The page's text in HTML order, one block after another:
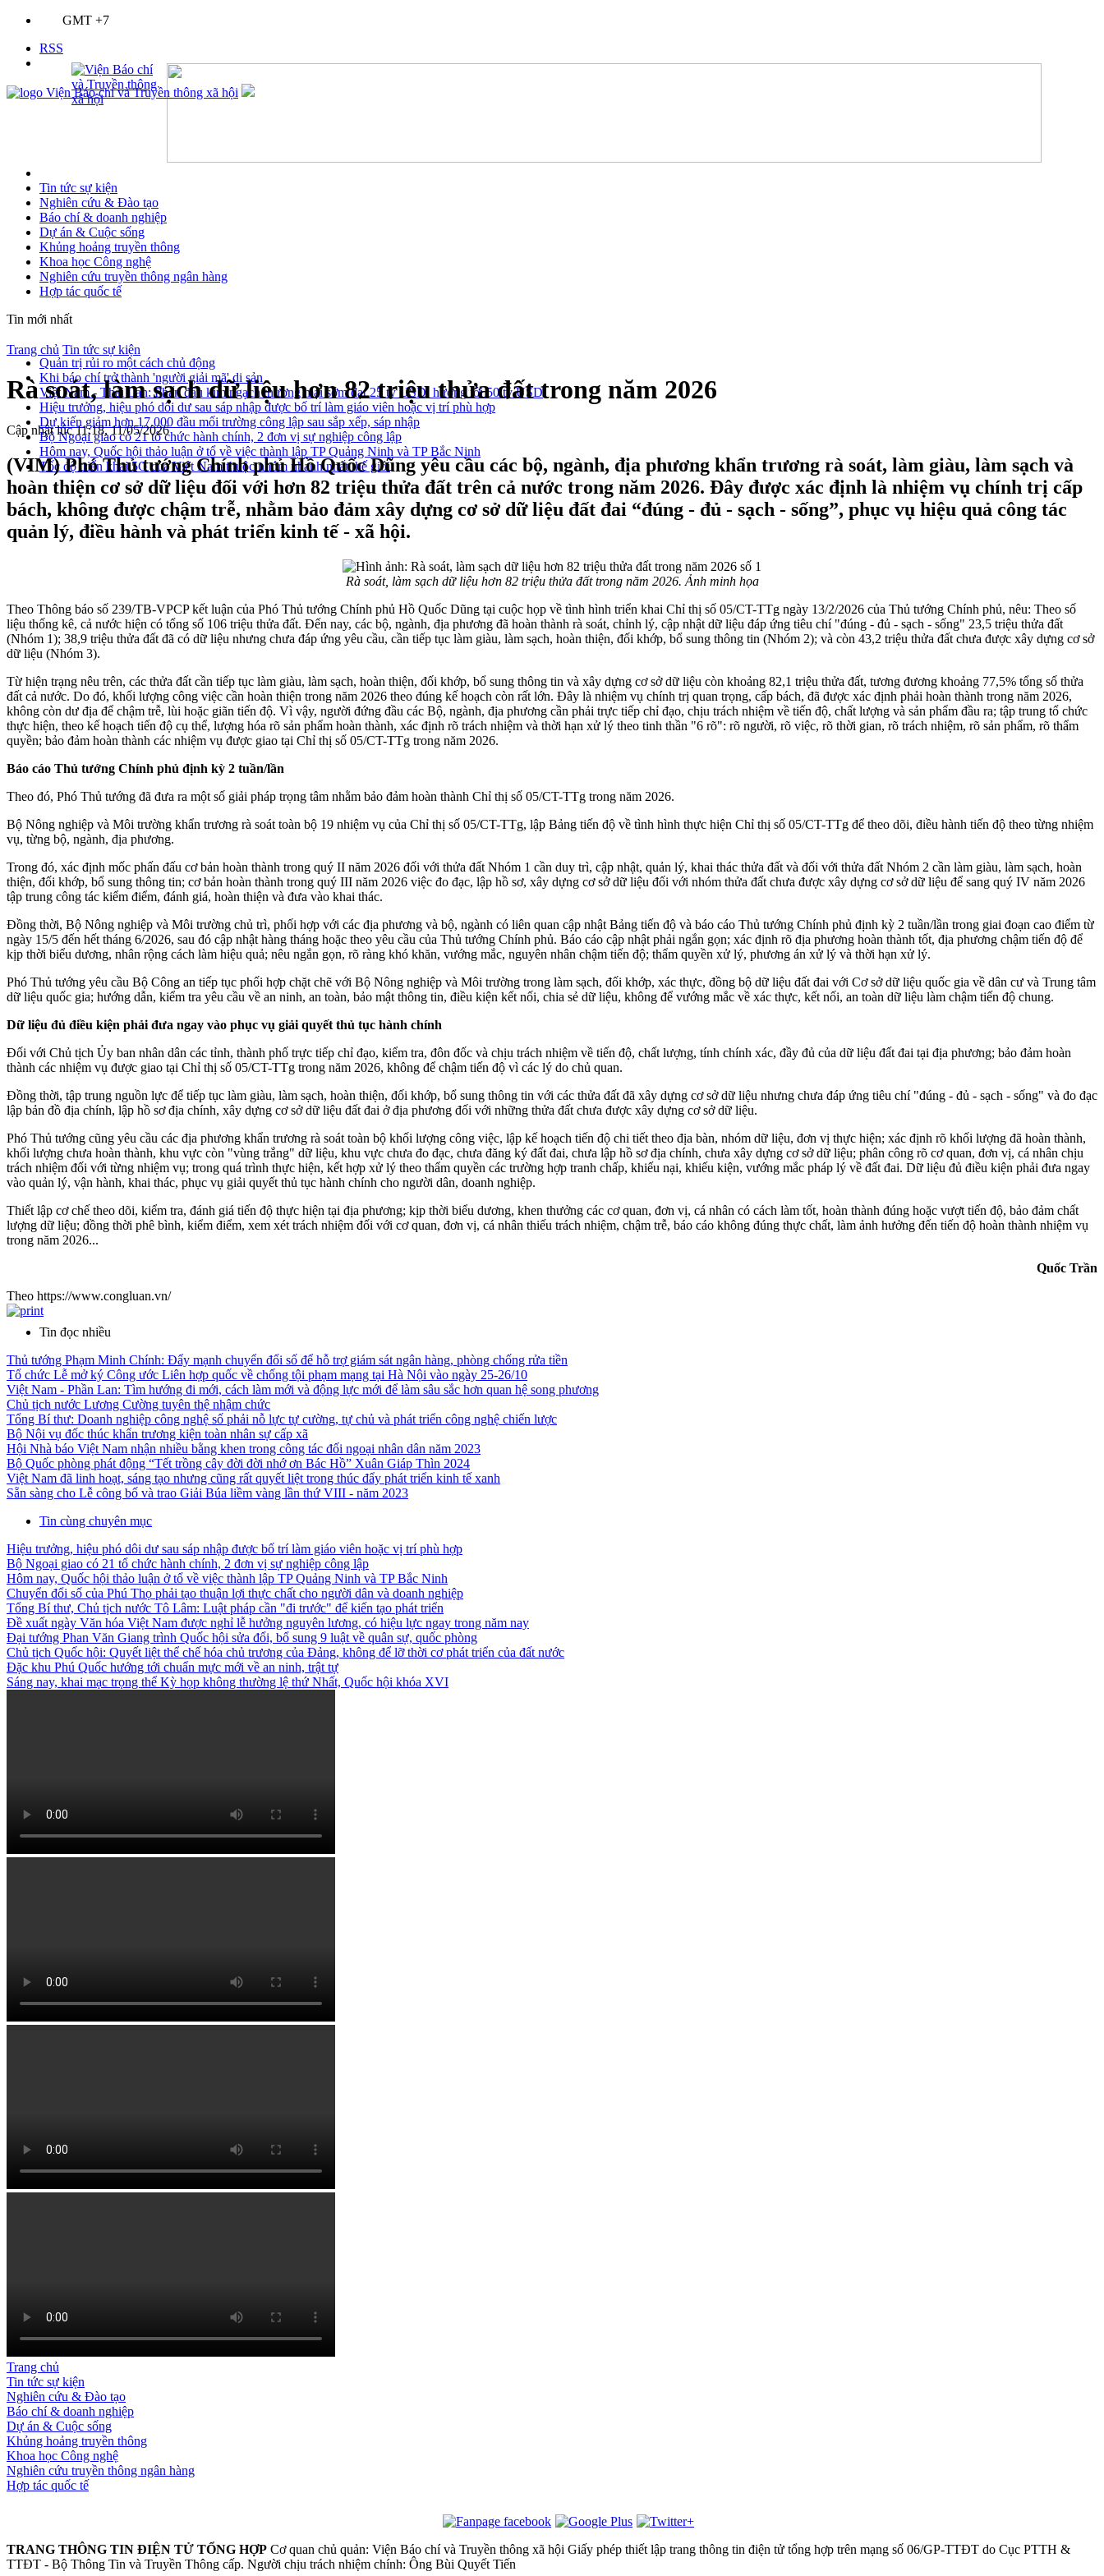
GMT +7
RSS
Tin tức sự kiện
Nghiên cứu & Đào tạo
Báo chí & doanh nghiệp
Dự án & Cuộc sống
Khủng hoảng truyền thông
Khoa học Công nghệ
Nghiên cứu truyền thông ngân hàng
Hợp tác quốc tế
Tin mới nhất
Quản trị rủi ro một cách chủ động
Khi báo chí trở thành 'người giải mã' di sản
Việt Nam - Thái Lan: Phấn đấu kim ngạch thương mại sớm đạt 25 tỷ USD, hướng tới 50 tỷ USD
Hiệu trưởng, hiệu phó dôi dư sau sáp nhập được bố trí làm giáo viên hoặc vị trí phù hợp
Dự kiến giảm hơn 17.000 đầu mối trường công lập sau sắp xếp, sáp nhập
Bộ Ngoại giao có 21 tổ chức hành chính, 2 đơn vị sự nghiệp công lập
Hôm nay, Quốc hội thảo luận ở tổ về việc thành lập TP Quảng Ninh và TP Bắc Ninh
Tốc độ triển khai 5G của Việt Nam thuộc nhóm nhanh nhất thế giới
Trang chủ Tin tức sự kiện
Rà soát, làm sạch dữ liệu hơn 82 triệu thửa đất trong năm 2026
Cập nhật lúc 11:18, 11/05/2026
(VIM) Phó Thủ tướng Chính phủ Hồ Quốc Dũng yêu cầu các bộ, ngành, địa phương khẩn trương rà soát, làm giàu, làm sạch và
hoàn thiện cơ sở dữ liệu đối với hơn 82 triệu thửa đất trên cả nước trong năm 2026. Đây được xác định là nhiệm vụ chính trị cấp
bách, không được chậm trễ, nhằm bảo đảm xây dựng cơ sở dữ liệu đất đai “đúng - đủ - sạch - sống”, phục vụ hiệu quả công tác
quản lý, điều hành và phát triển kinh tế - xã hội.
Rà soát, làm sạch dữ liệu hơn 82 triệu thửa đất trong năm 2026. Ảnh minh họa
Theo Thông báo số 239/TB-VPCP kết luận của Phó Thủ tướng Chính phủ Hồ Quốc Dũng tại cuộc họp về tình hình triển khai Chỉ thị số 05/CT-TTg ngày 13/2/2026 của Thủ tướng Chính phủ, nêu: Theo số
liệu thống kê, cả nước hiện có tổng số 106 triệu thửa đất. Đến nay, các bộ, ngành, địa phương đã hoàn thành rà soát, chỉnh lý, cập nhật dữ liệu đáp ứng tiêu chí "đúng - đủ - sạch - sống" 23,5 triệu thửa đất
(Nhóm 1); 38,9 triệu thửa đất đã có dữ liệu nhưng chưa đáp ứng yêu cầu, cần tiếp tục làm giàu, làm sạch, hoàn thiện, đối khớp, bổ sung thông tin (Nhóm 2); và còn 43,2 triệu thửa đất chưa được xây dựng cơ sở
dữ liệu (Nhóm 3).
Từ hiện trạng nêu trên, các thửa đất cần tiếp tục làm giàu, làm sạch, hoàn thiện, đối khớp, bổ sung thông tin và xây dựng cơ sở dữ liệu còn khoảng 82,1 triệu thửa đất, tương đương khoảng 77,5% tổng số thửa
đất cả nước. Do đó, khối lượng công việc cần hoàn thiện trong năm 2026 theo đúng kế hoạch còn rất lớn. Đây là nhiệm vụ chính trị quan trọng, cấp bách, đã được xác định phải hoàn thành trong năm 2026,
không còn dư địa để chậm trễ, lùi hoặc giãn tiến độ. Vì vậy, người đứng đầu các Bộ, ngành, địa phương cần phải trực tiếp chỉ đạo, chịu trách nhiệm về tiến độ, chất lượng và sản phẩm đầu ra; tập trung tổ chức
thực hiện, theo kế hoạch tiến độ cụ thể, lượng hóa rõ sản phẩm hoàn thành, xác định rõ trách nhiệm và thời hạn xử lý theo tinh thần "6 rõ": rõ người, rõ việc, rõ thời gian, rõ trách nhiệm, rõ sản phẩm, rõ thẩm
quyền; bảo đảm hoàn thành các nhiệm vụ được giao tại Chỉ thị số 05/CT-TTg trong năm 2026.
Báo cáo Thủ tướng Chính phủ định kỳ 2 tuần/lần
Theo đó, Phó Thủ tướng đã đưa ra một số giải pháp trọng tâm nhằm bảo đảm hoàn thành Chỉ thị số 05/CT-TTg trong năm 2026.
Bộ Nông nghiệp và Môi trường khẩn trương rà soát toàn bộ 19 nhiệm vụ của Chỉ thị số 05/CT-TTg, lập Bảng tiến độ về tình hình thực hiện Chỉ thị số 05/CT-TTg để theo dõi, điều hành tiến độ theo từng nhiệm
vụ, từng bộ, ngành, địa phương.
Trong đó, xác định mốc phấn đấu cơ bản hoàn thành trong quý II năm 2026 đối với thửa đất Nhóm 1 cần duy trì, cập nhật, quản lý, khai thác thửa đất và đối với thửa đất Nhóm 2 cần làm giàu, làm sạch, hoàn
thiện, đối khớp, bổ sung thông tin; cơ bản hoàn thành trong quý III năm 2026 việc đo đạc, lập hồ sơ, xây dựng cơ sở dữ liệu đối với nhóm thửa đất chưa được xây dựng cơ sở dữ liệu để sang quý IV năm 2026
tập trung công tác kiểm điểm, đánh giá, hoàn thiện và đưa vào khai thác.
Đồng thời, Bộ Nông nghiệp và Môi trường chủ trì, phối hợp với các địa phương và bộ, ngành có liên quan cập nhật Bảng tiến độ và báo cáo Thủ tướng Chính phủ định kỳ 2 tuần/lần trong giai đoạn cao điểm từ
ngày 15/5 đến hết tháng 6/2026, sau đó cập nhật hàng tháng hoặc theo yêu cầu của Thủ tướng Chính phủ. Báo cáo cập nhật phải ngắn gọn; xác định rõ địa phương hoàn thành tốt, địa phương chậm tiến độ để
kịp thời biểu dương, nhân rộng cách làm hiệu quả; nêu ngắn gọn, rõ ràng khó khăn, vướng mắc, nguyên nhân chậm tiến độ; thẩm quyền xử lý, phương án xử lý và thời hạn xử lý.
Phó Thủ tướng yêu cầu Bộ Công an tiếp tục phối hợp chặt chẽ với Bộ Nông nghiệp và Môi trường trong làm sạch, đối khớp, xác thực, đồng bộ dữ liệu đất đai với Cơ sở dữ liệu quốc gia về dân cư và Trung tâm
dữ liệu quốc gia; hướng dẫn, kiểm tra yêu cầu về an ninh, an toàn, bảo mật thông tin, điều kiện kết nối, chia sẻ dữ liệu, không để vướng mắc về xác thực, kết nối, an toàn dữ liệu làm chậm tiến độ chung.
Dữ liệu đủ điều kiện phải đưa ngay vào phục vụ giải quyết thủ tục hành chính
Đối với Chủ tịch Ủy ban nhân dân các tỉnh, thành phố trực tiếp chỉ đạo, kiểm tra, đôn đốc và chịu trách nhiệm về tiến độ, chất lượng, tính chính xác, đầy đủ của dữ liệu đất đai tại địa phương; bảo đảm hoàn
thành các nhiệm vụ được giao tại Chỉ thị số 05/CT-TTg trong năm 2026, không để chậm tiến độ vì các lý do chủ quan.
Đồng thời, tập trung nguồn lực để tiếp tục làm giàu, làm sạch, hoàn thiện, đối khớp, bổ sung thông tin với các thửa đất đã xây dựng cơ sở dữ liệu nhưng chưa đáp ứng tiêu chí "đúng - đủ - sạch - sống" và đo đạc
lập bản đồ địa chính, lập hồ sơ địa chính, xây dựng cơ sở dữ liệu đất đai ở địa phương đối với những thửa đất chưa được xây dựng cơ sở dữ liệu.
Phó Thủ tướng cũng yêu cầu các địa phương khẩn trương rà soát toàn bộ khối lượng công việc, lập kế hoạch tiến độ chi tiết theo địa bàn, nhóm dữ liệu, đơn vị thực hiện; xác định rõ khối lượng đã hoàn thành,
khối lượng chưa hoàn thành, khu vực còn "vùng trắng" dữ liệu, khu vực chưa đo đạc, chưa đăng ký đất đai, chưa lập hồ sơ địa chính, chưa xây dựng cơ sở dữ liệu; phân công rõ cơ quan, đơn vị, cá nhân chịu
trách nhiệm đối với từng nhiệm vụ; trong quá trình thực hiện, kết hợp xử lý theo thẩm quyền các trường hợp tranh chấp, khiếu nại, khiếu kiện, vướng mắc pháp lý về đất đai. Dữ liệu đủ điều kiện phải đưa ngay
vào quản lý, vận hành, khai thác, phục vụ giải quyết thủ tục hành chính cho người dân, doanh nghiệp.
Thiết lập cơ chế theo dõi, kiểm tra, đánh giá tiến độ thực hiện tại địa phương; kịp thời biểu dương, khen thưởng các cơ quan, đơn vị, cá nhân có cách làm tốt, hoàn thành đúng hoặc vượt tiến độ, bảo đảm chất
lượng dữ liệu; đồng thời phê bình, kiểm điểm, xem xét trách nhiệm đối với cơ quan, đơn vị, cá nhân thiếu trách nhiệm, chậm trễ, báo cáo không đúng thực chất, làm ảnh hưởng đến tiến độ hoàn thành nhiệm vụ
trong năm 2026...
Quốc Trần
Theo https://www.congluan.vn/
Tin đọc nhiều
Thủ tướng Phạm Minh Chính: Đẩy mạnh chuyển đổi số để hỗ trợ giám sát ngân hàng, phòng chống rửa tiền
Tổ chức Lễ mở ký Công ước Liên hợp quốc về chống tội phạm mạng tại Hà Nội vào ngày 25-26/10
Việt Nam - Phần Lan: Tìm hướng đi mới, cách làm mới và động lực mới để làm sâu sắc hơn quan hệ song phương
Chủ tịch nước Lương Cường tuyên thệ nhậm chức
Tổng Bí thư: Doanh nghiệp công nghệ số phải nỗ lực tự cường, tự chủ và phát triển công nghệ chiến lược
Bộ Nội vụ đốc thúc khẩn trương kiện toàn nhân sự cấp xã
Hội Nhà báo Việt Nam nhận nhiều bằng khen trong công tác đối ngoại nhân dân năm 2023
Bộ Quốc phòng phát động “Tết trồng cây đời đời nhớ ơn Bác Hồ” Xuân Giáp Thìn 2024
Việt Nam đã linh hoạt, sáng tạo nhưng cũng rất quyết liệt trong thúc đẩy phát triển kinh tế xanh
Sẵn sàng cho Lễ công bố và trao Giải Búa liềm vàng lần thứ VIII - năm 2023
Tin cùng chuyên mục
Hiệu trưởng, hiệu phó dôi dư sau sáp nhập được bố trí làm giáo viên hoặc vị trí phù hợp
Bộ Ngoại giao có 21 tổ chức hành chính, 2 đơn vị sự nghiệp công lập
Hôm nay, Quốc hội thảo luận ở tổ về việc thành lập TP Quảng Ninh và TP Bắc Ninh
Chuyển đổi số của Phú Thọ phải tạo thuận lợi thực chất cho người dân và doanh nghiệp
Tổng Bí thư, Chủ tịch nước Tô Lâm: Luật pháp cần "đi trước" để kiến tạo phát triển
Đề xuất ngày Văn hóa Việt Nam được nghỉ lễ hưởng nguyên lương, có hiệu lực ngay trong năm nay
Đại tướng Phan Văn Giang trình Quốc hội sửa đổi, bổ sung 9 luật về quân sự, quốc phòng
Chủ tịch Quốc hội: Quyết liệt thể chế hóa chủ trương của Đảng, không để lỡ thời cơ phát triển của đất nước
Đặc khu Phú Quốc hướng tới chuẩn mực mới về an ninh, trật tự
Sáng nay, khai mạc trọng thể Kỳ họp không thường lệ thứ Nhất, Quốc hội khóa XVI
Trang chủ
Tin tức sự kiện
Nghiên cứu & Đào tạo
Báo chí & doanh nghiệp
Dự án & Cuộc sống
Khủng hoảng truyền thông
Khoa học Công nghệ
Nghiên cứu truyền thông ngân hàng
Hợp tác quốc tế
TRANG THÔNG TIN ĐIỆN TỬ TỔNG HỢP Cơ quan chủ quản: Viện Báo chí và Truyền thông xã hội Giấy phép thiết lập trang thông tin điện tử tổng hợp trên mạng số 06/GP-TTĐT do Cục PTTH &
TTĐT - Bộ Thông Tin và Truyền Thông cấp. Người chịu trách nhiệm chính: Ông Bùi Quyết Tiến